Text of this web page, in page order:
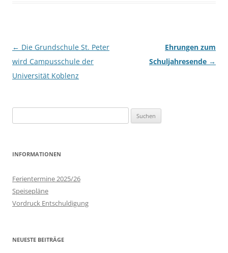
Beitrags-
Navigation
← Die Grundschule St. Peter
wird Campusschule der
Universität Koblenz
Ehrungen zum
Schuljahresende →
nach:
INFORMATIONEN
Ferientermine 2025/26
Speisepläne
Vordruck Entschuldigung
NEUESTE BEITRÄGE